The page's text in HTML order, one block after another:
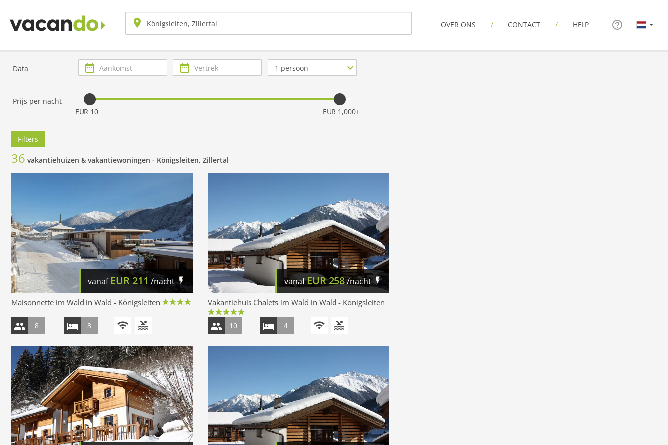
OVER ONS CONTACT HELP
Data Aankomst Vertrek
Aantal
personen
Prijs per nacht
EUR 10
EUR 1,000+
Filters
36 vakantiehuizen & vakantiewoningen - Königsleiten, Zillertal
vanaf EUR211/nacht
Maisonnette im Wald in Wald - Königsleiten
8 3
vanafEUR258/nacht
Vakantiehuis Chalets im Wald in Wald - Königsleiten
10 4